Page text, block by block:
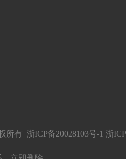
所有 浙ICP备20028103号-1 浙